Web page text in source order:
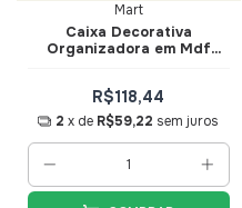
Mart
Caixa Decorativa
Organizadora em Mdf
R$118,44
2 x de R$59,22 sem juros